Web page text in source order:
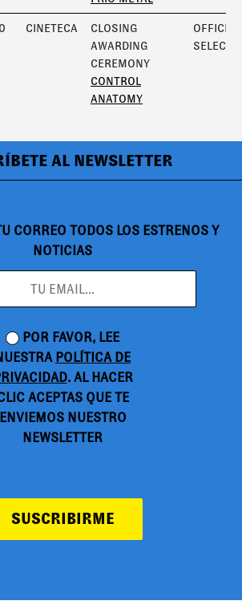
CINETECA
CLOSING
AWARDING
CEREMONY
CONTROL
ANATOMY
OFFICIAL
AL NEWSLETTER
CORREO TODOS LOS ESTRENOS Y
NOTICIAS
POR FAVOR, LEE
POLÍTICA DE
. AL HACER
ACEPTAS QUE TE
ENVIEMOS NUESTRO
NEWSLETTER
SUSCRIBIRME